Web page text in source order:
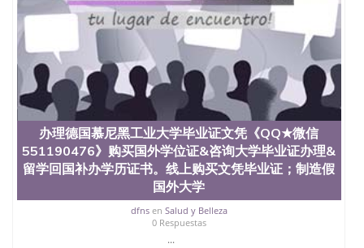
外文凭质量QQ微信551190476国外本科毕业证怎么办
理QQ微信551190476国外大学文凭真制作QQ微信
551190476办国外文凭可找工作QQ微信551190476国
外大学有毕业证QQ微信551190476办理国外毕业证价
格QQ微信551190476国外编号查询QQ微信551190476
办理国外文凭要交定金吗QQ微信551190476办国外可
查文凭QQ微信551190476网上购买真文凭可信吗QQ
微信551190476学士学位证书查询机构QQ微信
551190476 国外资格证书办理QQ微信551190476如何
办理学历认证QQ微信551190476海外文凭认证办理
QQ微信551190476 圣何塞州立大学（San Jose State
University, 又译为“圣荷西州立大学”）成立于1857
年，简称SJSU，是加州历史悠久的大学之一，也是美
西地区的公立大学之一。位于圣何塞市San Jose中
心，占地154公顷。它是一所位于加利福尼亚州的著
名综合性公立大学，它以极高的就业率，全美名列前
办理德国慕尼黑工业大学毕业证文凭《QQ★微信
551190476》购买国外学位证&咨询大学毕业证办理&
留学回国补办学历证书。线上购买文凭毕业证；制造假
国外大学
dfnsen Salud y Belleza
0 Respuestas
...